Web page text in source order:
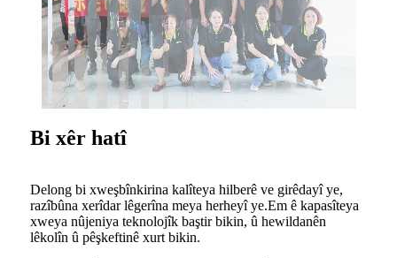
Bi xêr hatî
Delong bi xweşbînkirina kalîteya hilberê ve girêdayî ye,
razîbûna xerîdar lêgerîna meya herheyî ye.Em ê kapasîteya
xweya nûjeniya teknolojîk baştir bikin, û hewildanên
lêkolîn û pêşkeftinê xurt bikin.